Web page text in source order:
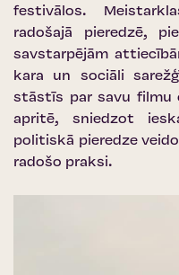
festivālos.
radošajā pieredzē,
savstarpējām
kara un sociāli
stāstīs par savu filmu
apritē, sniedzot
politiskā pieredze
radošo praksi.